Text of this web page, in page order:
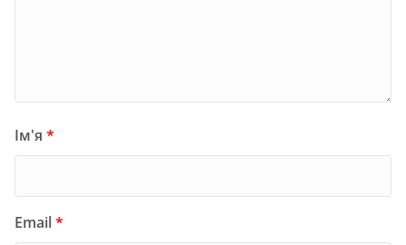
Ім'я *
Email*